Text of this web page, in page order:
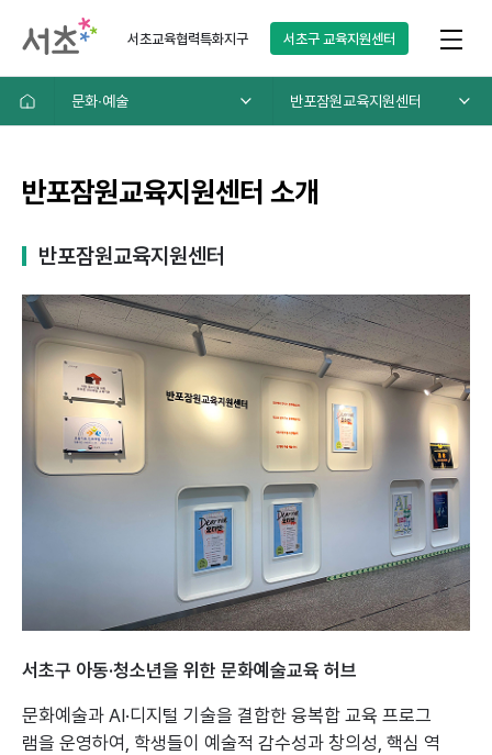
서초교육협력특화지구 서초구교육지원센터
문화∙예술 반포잠원교육지원센터
반포잠원교육지원센터 소개
반포잠원교육지원센터
서초구 아동·청소년을 위한 문화예술교육 허브
문화예술과 AI·디지털 기술을 결합한 융복합 교육 프로그
램을 운영하여, 학생들이 예술적 감수성과 창의성, 핵심 역